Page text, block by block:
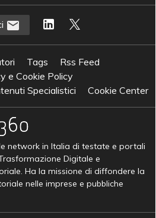
Tags
Rss Feed
e Cookie Policy
Specialistici
Cookie Center
network in Italia di testate e portali
Digitale e
Ha la missione di diffondere la
nelle imprese e pubbliche